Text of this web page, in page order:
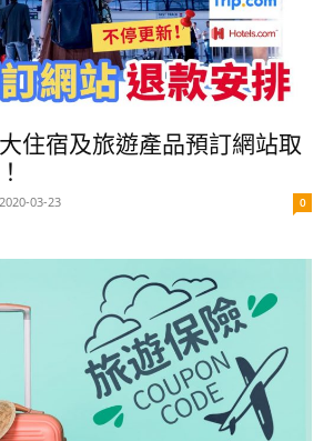
住宿及旅遊產品預訂網站取
2020-03-23 0